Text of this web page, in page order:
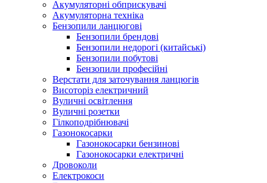
Акумуляторні обприскувачі
Акумуляторна техніка
Бензопили ланцюгові
Бензопили брендові
Бензопили недорогі (китайські)
Бензопили побутові
Бензопили професійні
Верстати для заточування ланцюгів
Висоторіз електричний
Вуличні освітлення
Вуличні розетки
Гілкоподрібнювачі
Газонокосарки
Газонокосарки бензинові
Газонокосарки електричні
Дровоколи
Електрокоси